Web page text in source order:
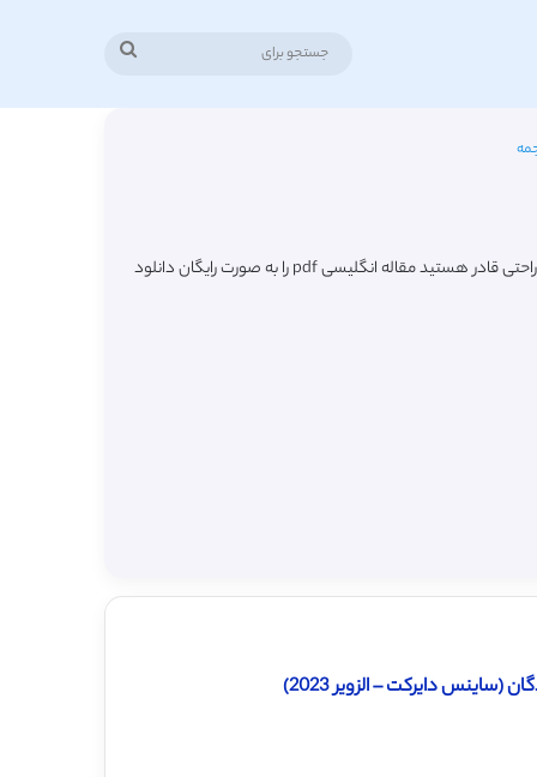
در این صفحه شاهد لیست جدیدترین مقالات ترجمه شده رشته بازاریابی بین المللی (International Marketing) از مجلات معتبر خارجی میباشید که به راحتی قادر هستید مقاله انگلیسی pdf را به صورت رایگان دانلود
دایرکت – الزویر 2023)